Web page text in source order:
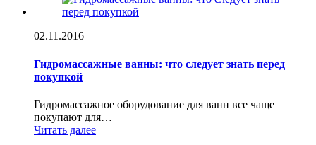
02.11.2016
Гидромассажные ванны: что следует знать перед
покупкой
Гидромассажное оборудование для ванн все чаще
покупают для…
Читать далее